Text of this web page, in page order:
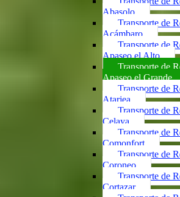
Abasolo
Transporte de
Acámbaro
Transporte de
Apaseo el Alto
Transporte de
Apaseo el Grande
Transporte de
Atarjea
Transporte de
Celaya
Transporte de
Comonfort
Transporte de
Coroneo
Transporte de
Cortazar